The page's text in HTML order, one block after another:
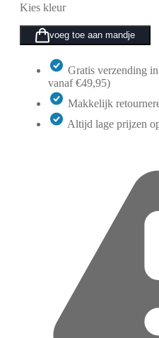
Kies kleur
voeg toe aan mandje
Gratis verzending
vanaf €49,95)
Makkelijk
Altijd lage prijzen